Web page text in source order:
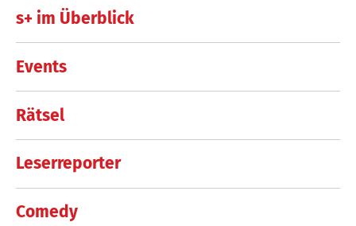
s+ im Überblick
Events
Rätsel
Leserreporter
Comedy